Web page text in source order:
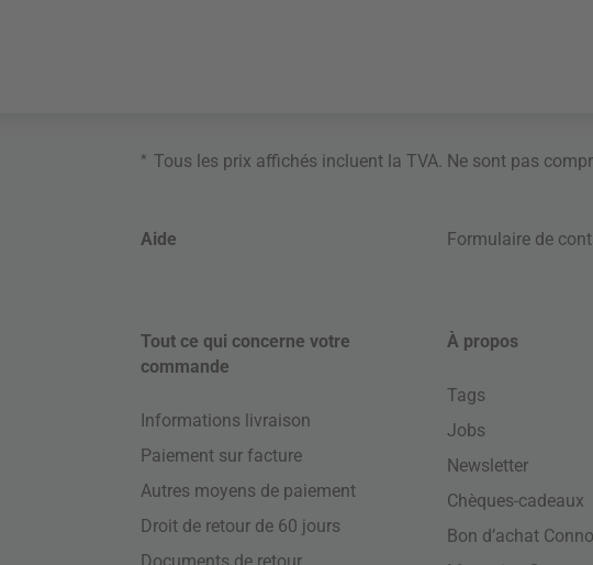
* Tous les prix affichés incluent la TVA. Ne sont pas
Aide Formulaire de
Tout ce qui concerne votre
commande
Informations livraison
Paiement sur facture
Autres moyens de paiement
Droit de retour de 60 jours
À propos
Tags
Jobs
Newsletter
Chèques-cadeaux
Bon d’achat